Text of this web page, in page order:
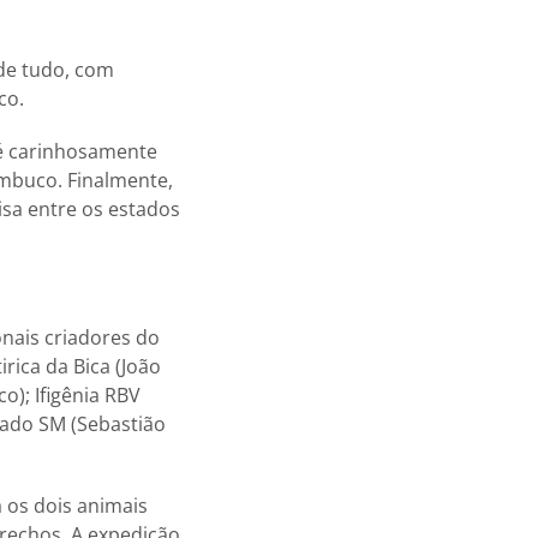
tudo, com
carinhosamente
Finalmente,
entre os estados
criadores do
da Bica (João
Ifigênia RBV
SM (Sebastião
os dois animais